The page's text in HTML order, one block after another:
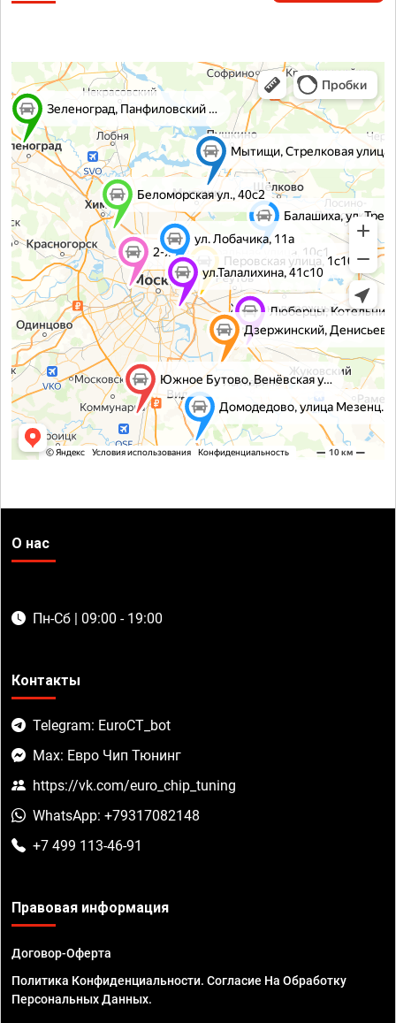
О нас
Пн-Сб | 09:00 - 19:00
Контакты
Telegram: EuroCT_bot
Max: Евро Чип Тюнинг
https://vk.com/euro_chip_tuning
WhatsApp: +79317082148
+7 499 113-46-91
Правовая информация
Договор-Оферта
Политика Конфиденциальности. Согласие На Обработку
Персональных Данных.